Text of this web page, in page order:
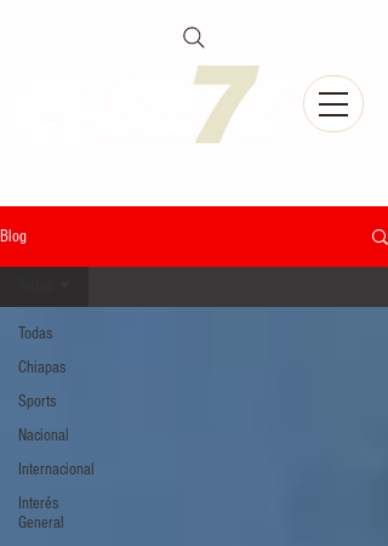
Blog
Todas
Chiapas
Sports
Nacional
Internacional
Interés
General